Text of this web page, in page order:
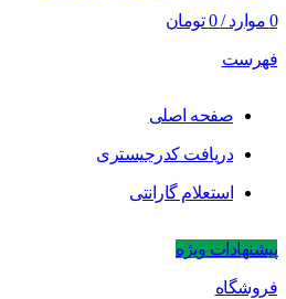
0 موارد /
0 تومان
فهرست
صفحه اصلی
دریافت کدرجیستری
استعلام گارانتی
پیشنهادات ویژه
فروشگاه